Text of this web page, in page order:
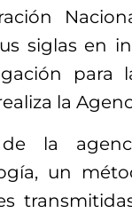
siglas en
para
la
la
un